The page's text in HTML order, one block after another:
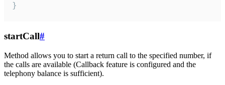
}
startCall#
Method allows you to start a return call to the specified number, if
the calls are available (Callback feature is configured and the
telephony balance is sufficient).